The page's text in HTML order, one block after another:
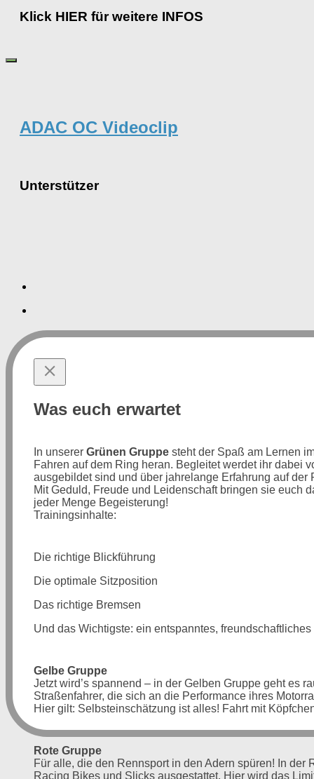
Klick HIER für weitere INFOS
ADAC OC Videoclip
Unterstützer
Was euch erwartet
In unserer Grünen Gruppe steht der Spaß am Lernen
Fahren auf dem Ring heran. Begleitet werdet ihr dabei
ausgebildet sind und über jahrelange Erfahrung auf der
Mit Geduld, Freude und Leidenschaft bringen sie euch
jeder Menge Begeisterung!
Trainingsinhalte:
Die richtige Blickführung
Die optimale Sitzposition
Das richtige Bremsen
Und das Wichtigste: ein entspanntes,
Gelbe Gruppe
Jetzt wird’s spannend – in der Gelben Gruppe geht es
Straßenfahrer, die sich an die Performance ihres
Hier gilt: Selbsteinschätzung ist alles! Fahrt mit
Rote Gruppe
Für alle, die den Rennsport in den Adern spüren! In
Racing Bikes und Slicks ausgestattet. Hier wird das